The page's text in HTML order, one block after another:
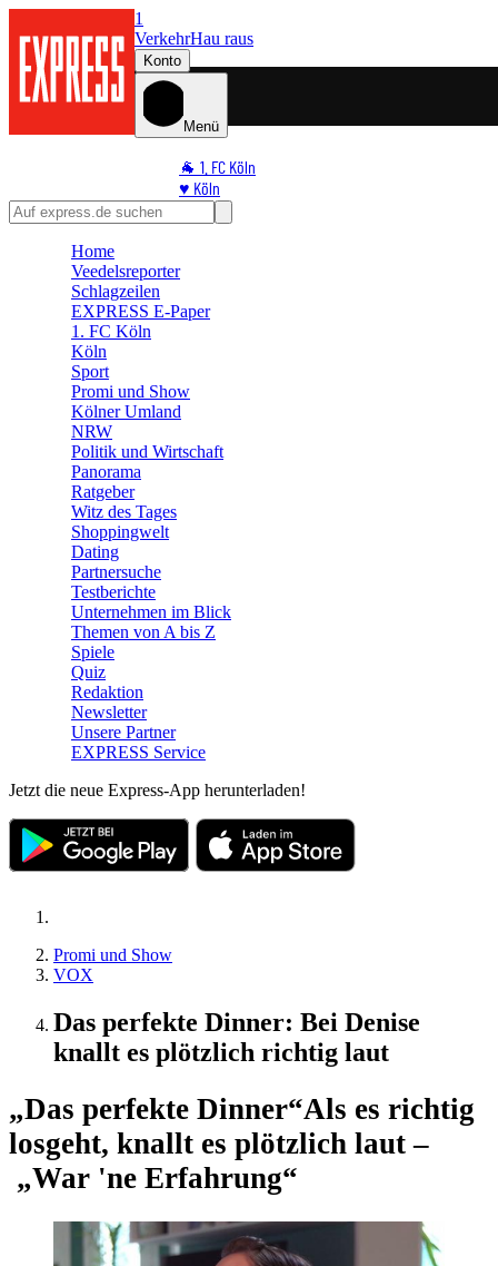
1
VerkehrHau raus
Konto
Menü
🐐 1. FC Köln
♥️ Köln
⭐ Promi
🛒 Shoppingwelt
Home
Veedelsreporter
Schlagzeilen
EXPRESS E-Paper
1. FC Köln
Köln
Sport
Promi und Show
Kölner Umland
NRW
Politik und Wirtschaft
Panorama
Ratgeber
Witz des Tages
Shoppingwelt
Dating
Partnersuche
Testberichte
Unternehmen im Blick
Themen von A bis Z
Spiele
Quiz
Redaktion
Newsletter
Unsere Partner
EXPRESS Service
Jetzt die neue Express-App herunterladen!
Promi und Show
VOX
Das perfekte Dinner: Bei Denise
knallt es plötzlich richtig laut
„Das perfekte Dinner“Als es richtig
losgeht, knallt es plötzlich laut –
„War 'ne Erfahrung“